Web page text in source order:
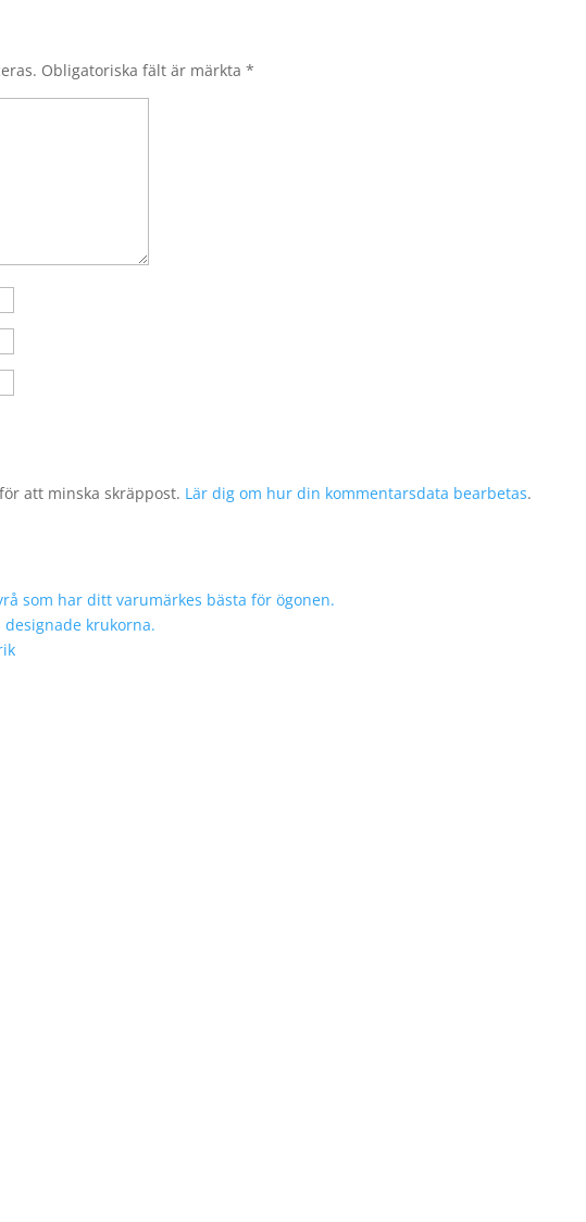
Obligatoriska fält är märkta*
att minska skräppost. Lär dig om hur din kommentarsdata bearbetas.
som har ditt varumärkes bästa för ögonen.
krukorna.